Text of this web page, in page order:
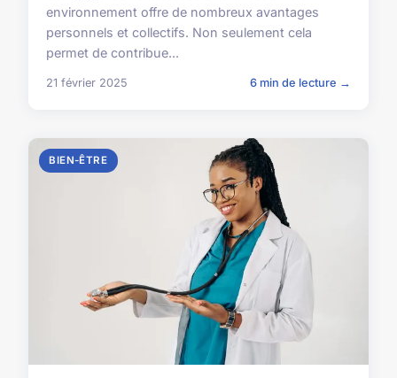
environnement offre de nombreux avantages
personnels et collectifs. Non seulement cela
permet de contribue...
21 février 2025 6 min de lecture →
BIEN-ÊTRE